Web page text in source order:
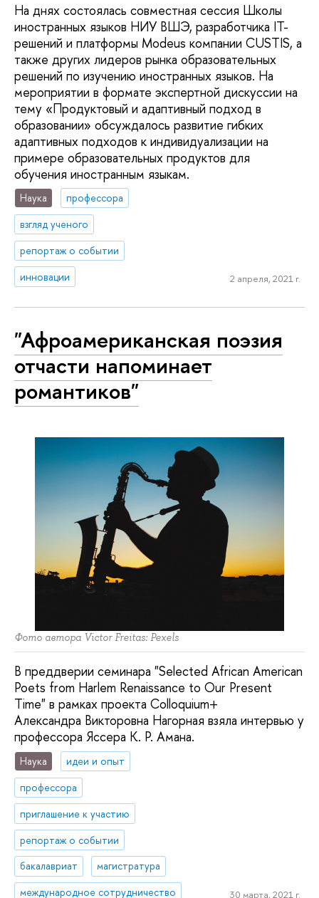
На днях состоялась совместная сессия Школы
иностранных языков НИУ ВШЭ, разработчика IT-
решений и платформы Modeus компании CUSTIS, а
также других лидеров рынка образовательных
решений по изучению иностранных языков. На
мероприятии в формате экспертной дискуссии на
тему «Продуктовый и адаптивный подход в
образовании» обсуждалось развитие гибких
адаптивных подходов к индивидуализации на
примере образовательных продуктов для
обучения иностранным языкам.
Наука
профессора
взгляд ученого
репортаж о событии
инновации
2 апреля, 2021 г.
"Афроамериканская поэзия
отчасти напоминает
романтиков"
Фото автора Victor Freitas: Pexels
В преддверии семинара "Selected African American
Poets from Harlem Renaissance to Our Present
Time" в рамках проекта Colloquium+
Александра Викторовна Нагорная взяла интервью у
профессора Яссера К. Р. Амана.
Наука
идеи и опыт
профессора
приглашение к участию
репортаж о событии
бакалавриат
магистратура
международное сотрудничество
30 марта, 2021 г.